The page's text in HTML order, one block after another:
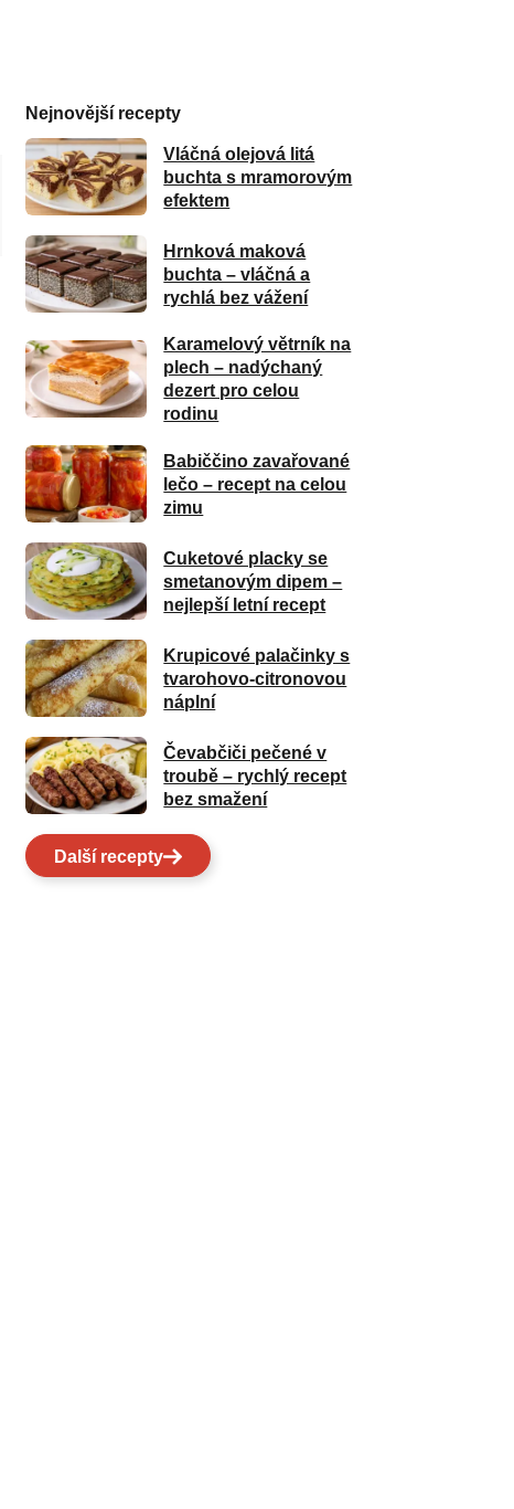
Nejnovější recepty
Vláčná olejová litá
buchta s mramorovým
efektem
Hrnková maková
buchta – vláčná a
rychlá bez vážení
Karamelový větrník na
plech – nadýchaný
dezert pro celou
rodinu
Babiččino zavařované
lečo – recept na celou
zimu
Cuketové placky se
smetanovým dipem –
nejlepší letní recept
Krupicové palačinky s
tvarohovo-citronovou
náplní
Čevabčiči pečené v
troubě – rychlý recept
bez smažení
Další recepty